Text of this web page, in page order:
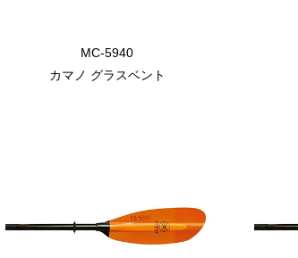
MC-5940
カマノ グラスベント